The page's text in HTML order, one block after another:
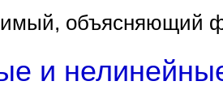
объясняющий
и